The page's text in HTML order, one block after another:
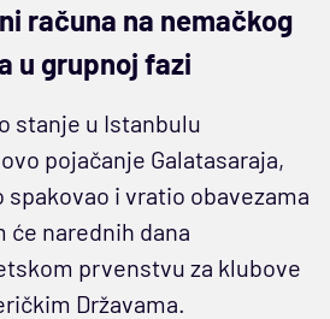
računa na nemačkog
u grupnoj fazi
stanje u Istanbulu
pojačanje Galatasaraja,
spakovao i vratio obavezama
će narednih dana
prvenstvu za klubove
Državama.